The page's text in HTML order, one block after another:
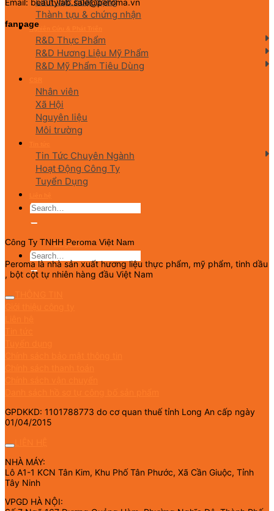
Thành tựu & chứng nhận
Nghiên Cứu & Phát Triển
R&D Thực Phẩm
R&D Hương Liệu Mỹ Phẩm
R&D Mỹ Phẩm Tiêu Dùng
Nhân viên
Xã Hội
Nguyên liệu
Môi trường
Tin Tức Chuyên Ngành
Hoạt Động Công Ty
Tuyển Dụng
English
Email: beautylab.sale@peroma.vn
fanpage
Công Ty TNHH Peroma Việt Nam
Peroma là nhà sản xuất hương liệu thực phẩm, mỹ phẩm, tinh dầu
, bột cột tự nhiên hàng đầu Việt Nam
GPDKKD: 1101788773 do cơ quan thuế tỉnh Long An cấp ngày
01/04/2015
NHÀ MÁY:
Lô A1-1 KCN Tân Kim, Khu Phố Tân Phước, Xã Cần Giuộc, Tỉnh
Tây Ninh
VPGD HÀ NỘI: